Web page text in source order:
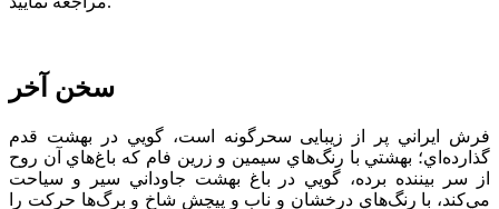
سخن آخر
فرش ايراني پر از زيبایی سحرگونه است، گويي در بهشت قدم
گذارده‌اي؛ بهشتي با رنگ‌هاي سيمين و زرين فام كه باغ‌هاي آن روح
از سر بيننده برده، ‌گويي در باغ بهشت جاوداني سير و سياحت
مي‌كند، با رنگ‌هاي درخشان و ناب و پیچش شاخ و برگ‌ها حركت را